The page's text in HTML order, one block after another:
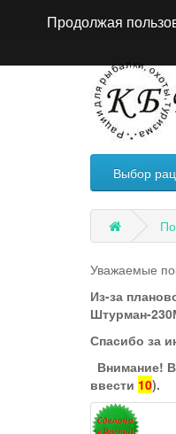
Выбор
Уважаемые
Из-за
Штурман-
Спасибо за
Внимание!
ввести 10).
Продолжая